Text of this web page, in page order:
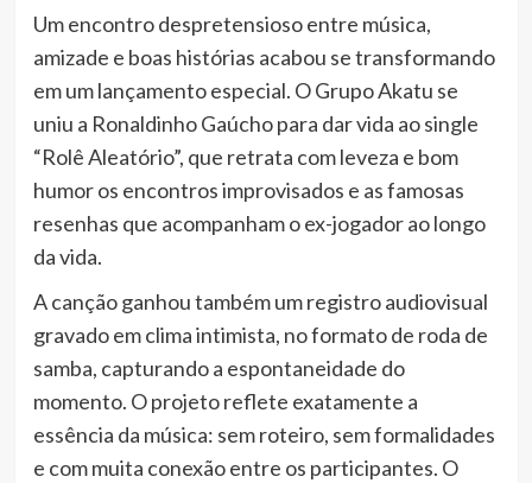
Um encontro despretensioso entre música,
amizade e boas histórias acabou se transformando
em um lançamento especial. O Grupo Akatu se
uniu a Ronaldinho Gaúcho para dar vida ao single
“Rolê Aleatório”, que retrata com leveza e bom
humor os encontros improvisados e as famosas
resenhas que acompanham o ex-jogador ao longo
da vida.
A canção ganhou também um registro audiovisual
gravado em clima intimista, no formato de roda de
samba, capturando a espontaneidade do
momento. O projeto reflete exatamente a
essência da música: sem roteiro, sem formalidades
e com muita conexão entre os participantes. O